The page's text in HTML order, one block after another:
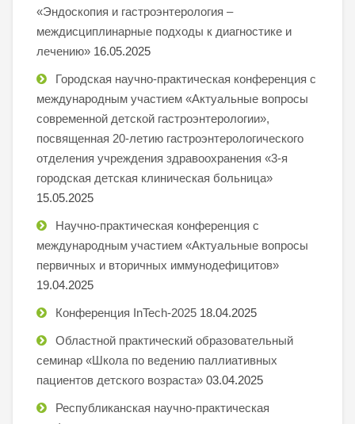
«Эндоскопия и гастроэнтерология –
междисциплинарные подходы к диагностике и
лечению» 16.05.2025
Городская научно-практическая конференция с
международным участием «Актуальные вопросы
современной детской гастроэнтерологии»,
посвященная 20-летию гастроэнтерологического
отделения учреждения здравоохранения «3-я
городская детская клиническая больница»
15.05.2025
Научно-практическая конференция с
международным участием «Актуальные вопросы
первичных и вторичных иммунодефицитов»
19.04.2025
Конференция InTech-2025 18.04.2025
Областной практический образовательный
семинар «Школа по ведению паллиативных
пациентов детского возраста» 03.04.2025
Республиканская научно-практическая